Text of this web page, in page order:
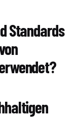
Standards